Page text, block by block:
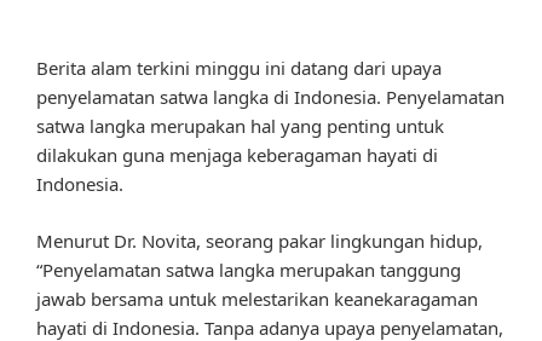
Berita alam terkini minggu ini datang dari upaya
penyelamatan satwa langka di Indonesia. Penyelamatan
satwa langka merupakan hal yang penting untuk
dilakukan guna menjaga keberagaman hayati di
Indonesia.
Menurut Dr. Novita, seorang pakar lingkungan hidup,
“Penyelamatan satwa langka merupakan tanggung
jawab bersama untuk melestarikan keanekaragaman
hayati di Indonesia. Tanpa adanya upaya penyelamatan,